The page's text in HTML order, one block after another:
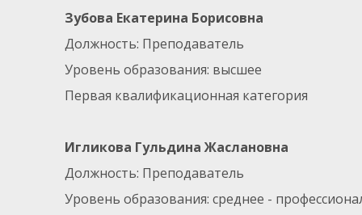
Зубова Екатерина Борисовна
Должность: Преподаватель
Уровень образования: высшее
Первая квалификационная категория
Игликова Гульдина Жаслановна
Должность: Преподаватель
Уровень образования: среднее -